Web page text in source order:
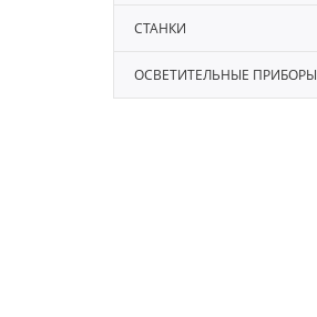
СТАНКИ
ОСВЕТИТЕЛЬНЫЕ ПРИБОРЫ